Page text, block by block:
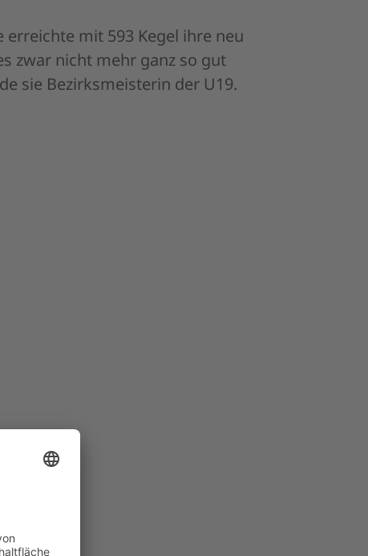
mit 593 Kegel ihre neu
zwar nicht mehr ganz so gut
sie Bezirksmeisterin der U19.